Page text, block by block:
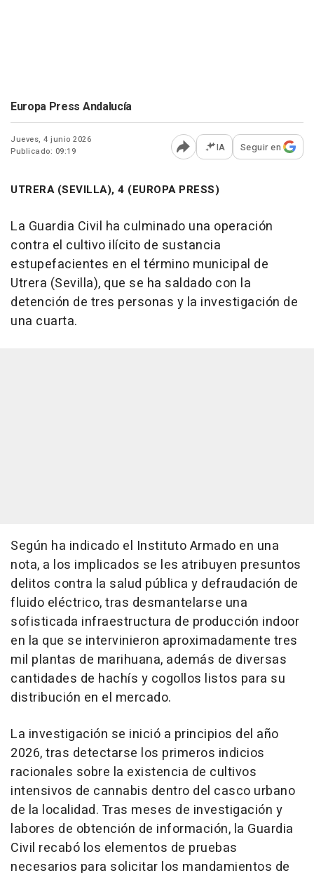
Europa Press Andalucía
Jueves, 4 junio 2026
Publicado: 09:19
Abrir opciones para
IA Seguir en
UTRERA (SEVILLA), 4 (EUROPA PRESS)
La Guardia Civil ha culminado una operación
contra el cultivo ilícito de sustancia
estupefacientes en el término municipal de
Utrera (Sevilla), que se ha saldado con la
detención de tres personas y la investigación de
una cuarta.
Según ha indicado el Instituto Armado en una
nota, a los implicados se les atribuyen presuntos
delitos contra la salud pública y defraudación de
fluido eléctrico, tras desmantelarse una
sofisticada infraestructura de producción indoor
en la que se intervinieron aproximadamente tres
mil plantas de marihuana, además de diversas
cantidades de hachís y cogollos listos para su
distribución en el mercado.
La investigación se inició a principios del año
2026, tras detectarse los primeros indicios
racionales sobre la existencia de cultivos
intensivos de cannabis dentro del casco urbano
de la localidad. Tras meses de investigación y
labores de obtención de información, la Guardia
Civil recabó los elementos de pruebas
necesarios para solicitar los mandamientos de